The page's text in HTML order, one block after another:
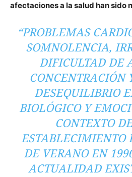
afectaciones a la salud han sido
“PROBLEMAS
SOMNOLENCIA,
DIFICULTAD DE
CONCENTRACIÓN
DESEQUILIBRIO
BIOLÓGICO Y
CONTEXTO
ESTABLECIMIENTO
DE VERANO EN
ACTUALIDAD